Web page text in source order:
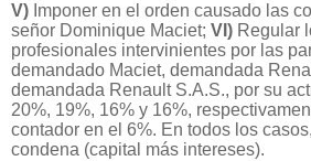
V) Imponer en el orden causado las
señor Dominique Maciet; VI) Regular
profesionales intervinientes por las
demandado Maciet, demandada
demandada Renault S.A.S., por su
20%, 19%, 16% y 16%,
contador en el 6%. En todos los
condena (capital más intereses).